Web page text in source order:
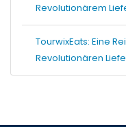
Revolutionärem
TourwixEats: Eine
Revolutionären